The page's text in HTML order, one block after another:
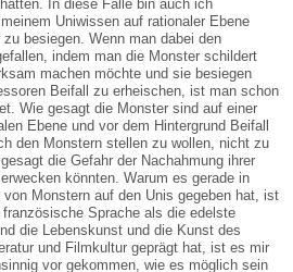
In diese Falle bin auch ich
Uniwissen auf rationaler Ebene
besiegen. Wenn man dabei den
indem man die Monster schildert
machen möchte und sie besiegen
Beifall zu erheischen, ist man schon
Wie gesagt die Monster sind auf einer
Ebene und vor dem Hintergrund Beifall
den Monstern stellen zu wollen, nicht zu
die Gefahr der Nachahmung ihrer
könnten. Warum es gerade in
Monstern auf den Unis gegeben hat, ist
Sprache als die edelste
die Lebenskunst und die Kunst des
und Filmkultur geprägt hat, ist es mir
vor gekommen, wie es möglich sein